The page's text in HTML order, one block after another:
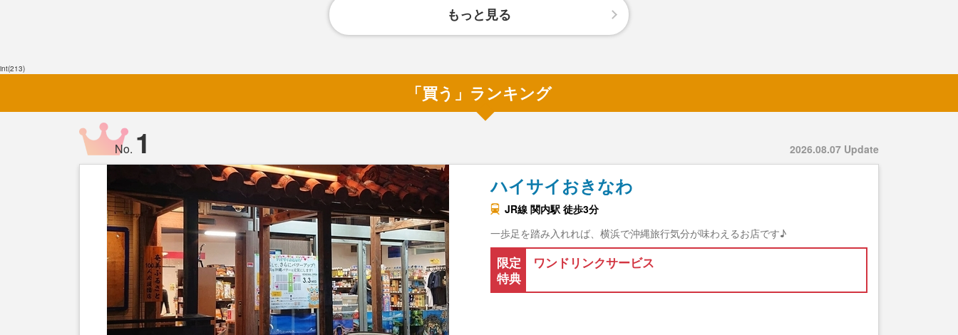
もっと見る
int(213)
「買う」ランキング
2026.08.07 Update
No. 1
ハイサイおきなわ
JR線 関内駅 徒歩3分
一歩足を踏み入れれば、横浜で沖縄旅行気分が味わえるお店です♪
限定
特典
ワンドリンクサービス